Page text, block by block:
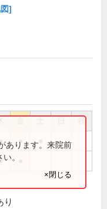
]
祝
● ●
あります。来院前
。
×閉じる
り